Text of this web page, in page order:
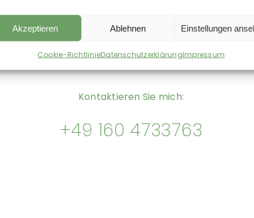
Akzeptieren Ablehnen Einstellungen
Cookie-RichtlinieDatenschutzerklärungImpressum
Kontaktieren Sie mich:
+49 160 4733763